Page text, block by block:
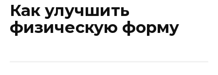
Как улучшить
физическую форму